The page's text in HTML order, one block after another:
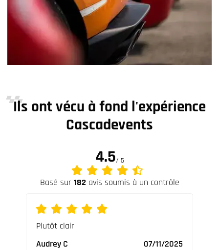
Ils ont vécu à fond l'expérience
Cascadevents
4.5/ 5
Basé sur 182 avis soumis à un contrôle
Plutôt clair
Audrey C
07/11/2025